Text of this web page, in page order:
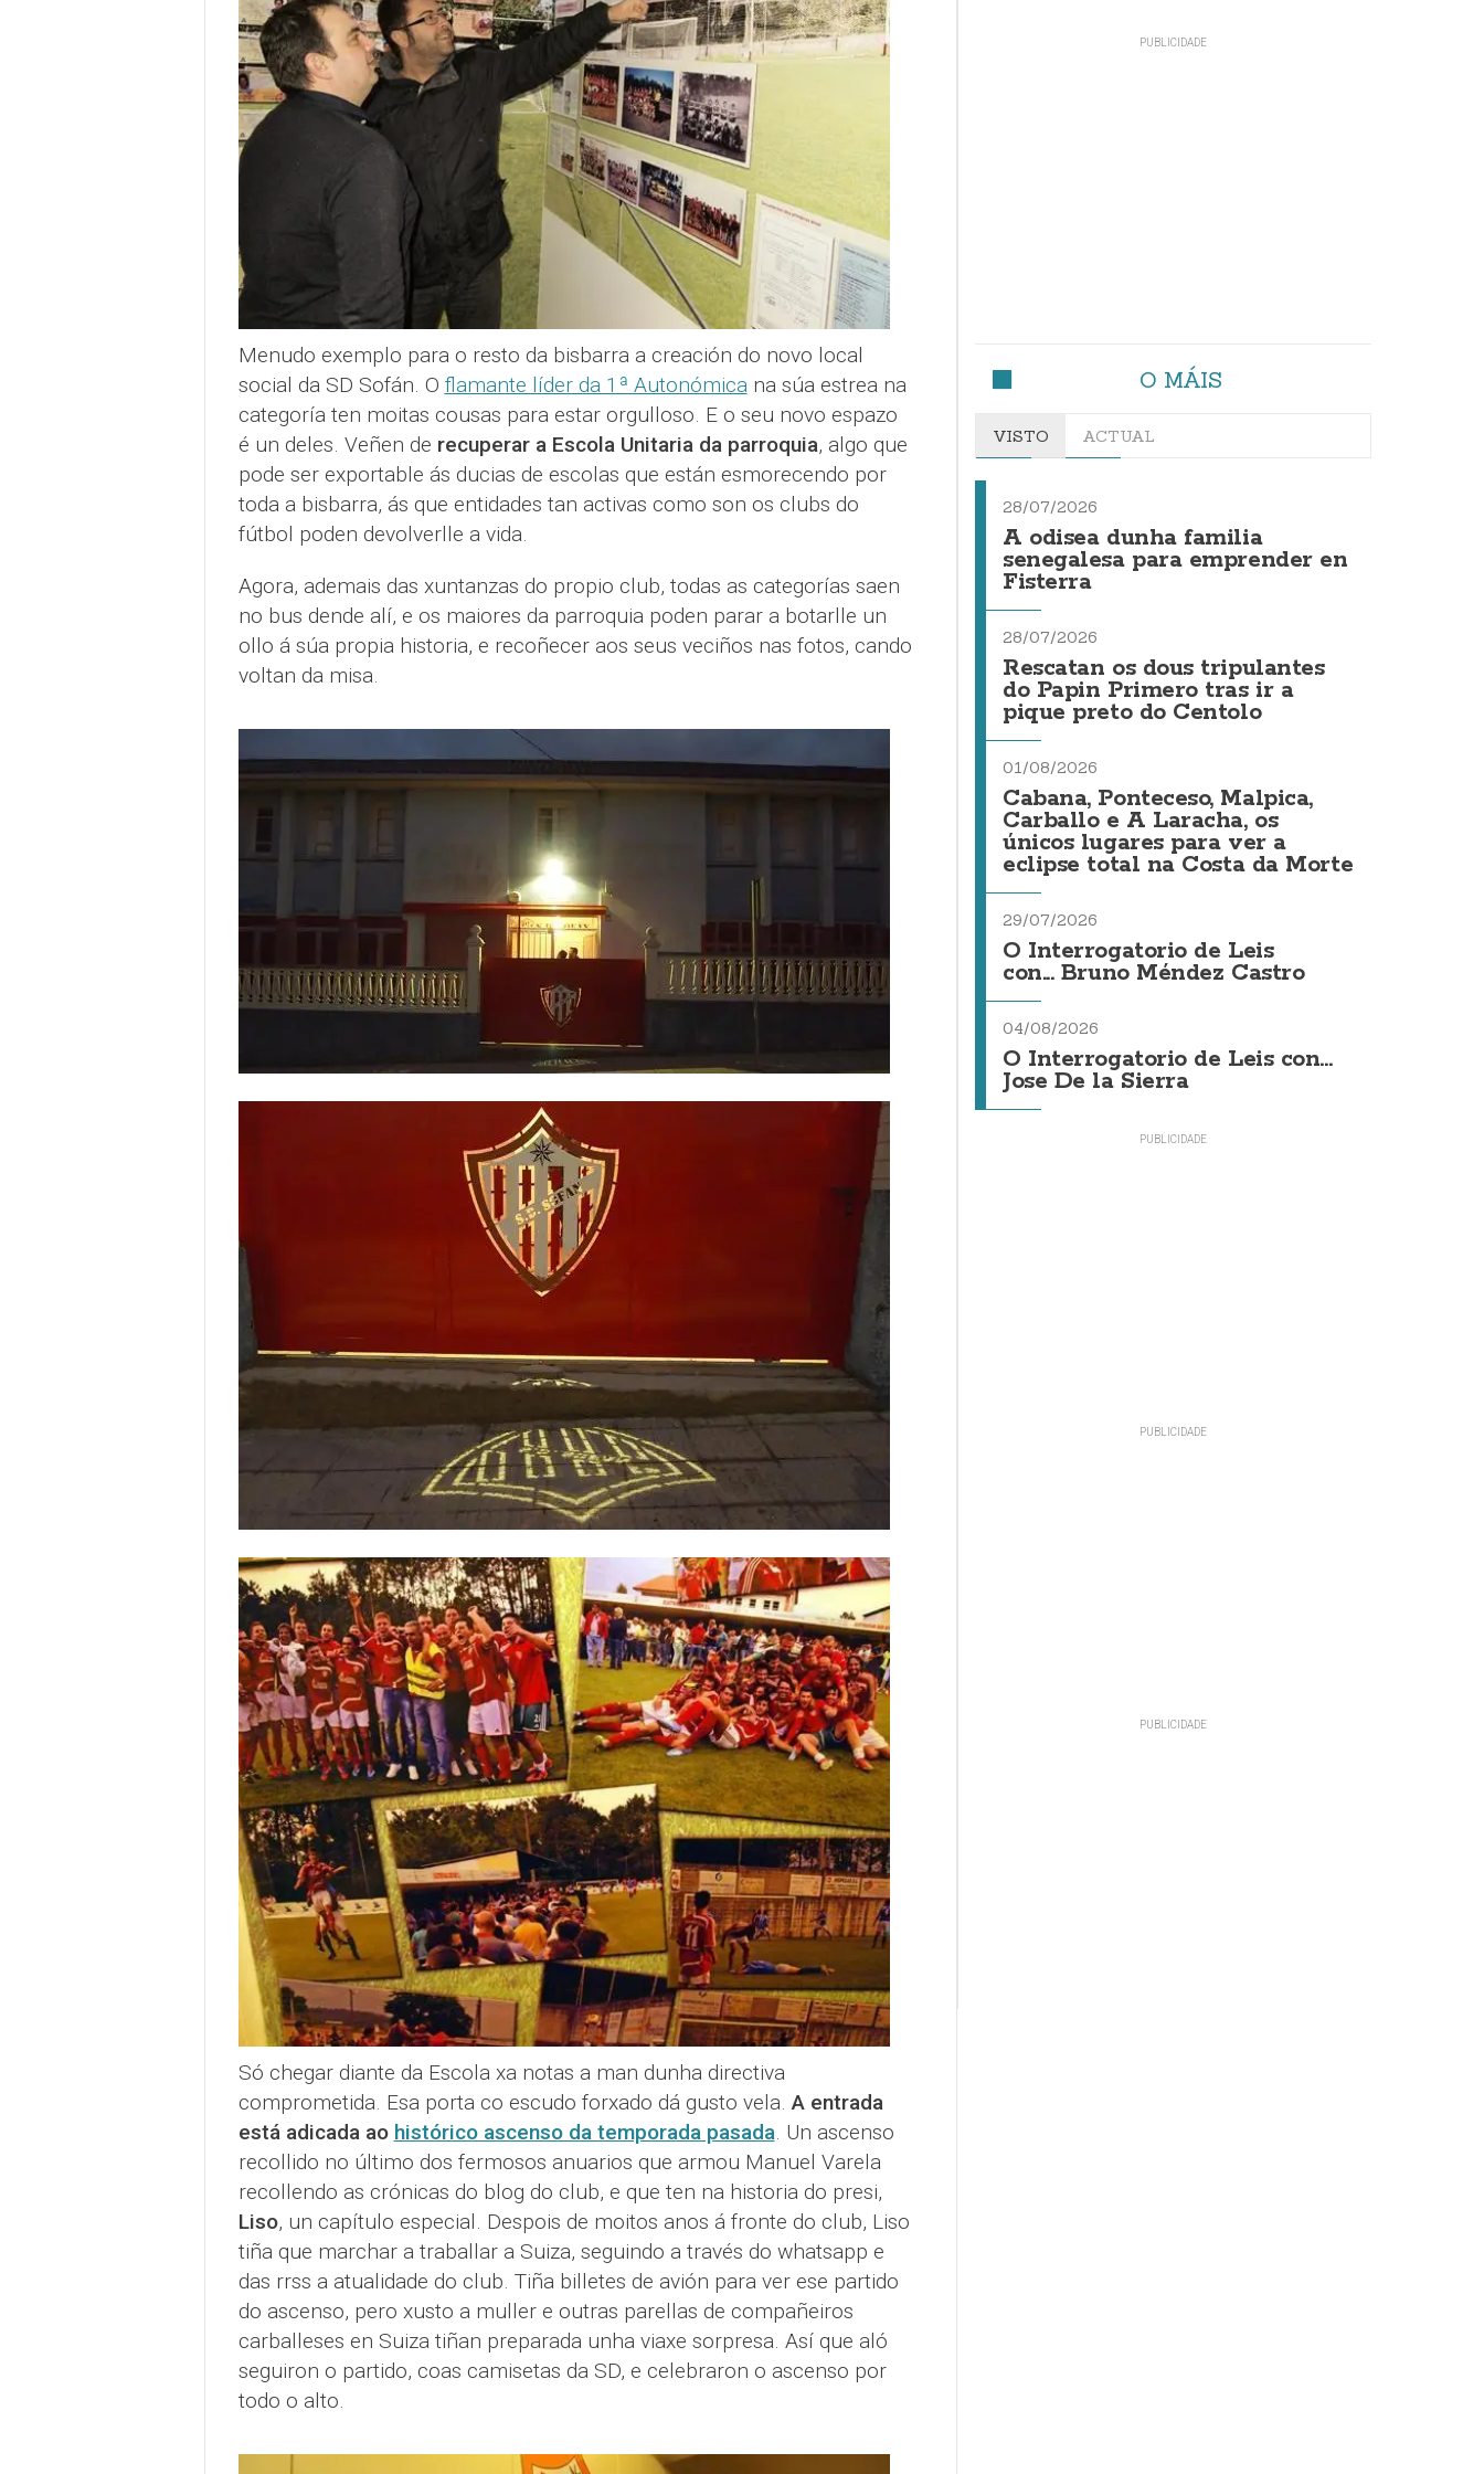
Menudo exemplo para o resto da bisbarra a creación do novo local
social da SD Sofán. O flamante líder da 1ª Autonómicana súa estrea na
categoría ten moitas cousas para estar orgulloso. E o seu novo espazo
é un deles. Veñen de recuperar a Escola Unitaria da parroquia, algo que
pode ser exportable ás ducias de escolas que están esmorecendo por
toda a bisbarra, ás que entidades tan activas como son os clubs do
fútbol poden devolverlle a vida.
Agora, ademais das xuntanzas do propio club, todas as categorías saen
no bus dende alí, e os maiores da parroquia poden parar a botarlle un
ollo á súa propia historia, e recoñecer aos seus veciños nas fotos, cando
voltan da misa.
Só chegar diante da Escola xa notas a man dunha directiva
comprometida. Esa porta co escudo forxado dá gusto vela.A entrada
está adicada ao histórico ascenso da temporada pasada. Un ascenso
recollido no último dos fermosos anuarios que armou Manuel Varela
recollendo as crónicas do blog do club, e que ten na historia do presi,
Liso, un capítulo especial. Despois de moitos anos á fronte do club, Liso
tiña que marchar a traballar a Suiza, seguindo a través do whatsapp e
das rrss a atualidade do club. Tiña billetes de avión para ver ese partido
do ascenso, pero xusto a muller e outras parellas de compañeiros
carballeses en Suiza tiñan preparada unha viaxe sorpresa. Así que aló
seguiron o partido, coas camisetas da SD, e celebraron o ascenso por
todo o alto.
O MÁIS
VISTO ACTUAL
28/07/2026
A odisea dunha familia
senegalesa para emprender en
Fisterra
28/07/2026
Rescatan os dous tripulantes
do Papin Primero tras ir a
pique preto do Centolo
01/08/2026
Cabana, Ponteceso, Malpica,
Carballo e A Laracha, os
únicos lugares para ver a
eclipse total na Costa da Morte
29/07/2026
O Interrogatorio de Leis
con... Bruno Méndez Castro
04/08/2026
O Interrogatorio de Leis con...
Jose De la Sierra